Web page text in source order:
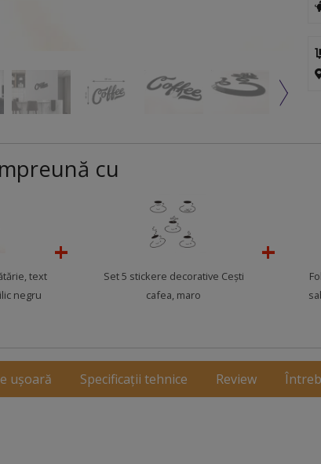
cu
text
negru
Set 5 stickere decorative Ceşti
cafea, maro
ușoară Specificații tehnice Review